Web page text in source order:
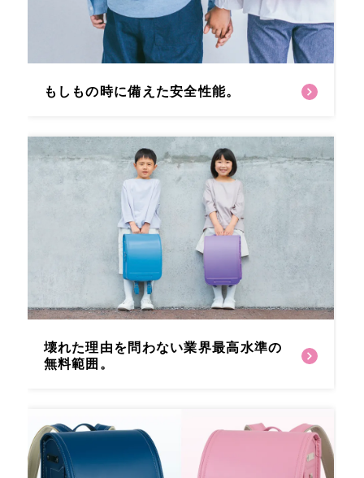
もしもの時に備えた安全性能。
壊れた理由を問わない業界最高水準の
無料範囲。